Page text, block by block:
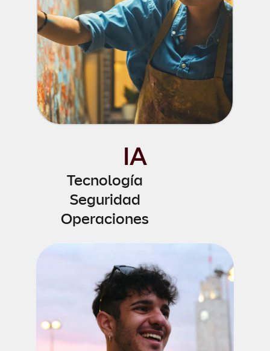
IA
Tecnología
Seguridad
Operaciones